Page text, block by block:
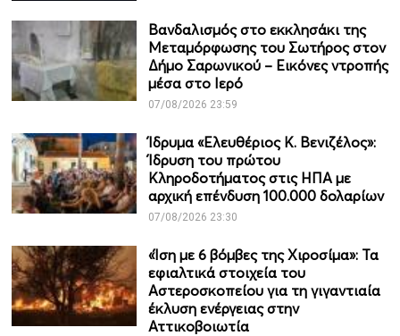
Βανδαλισμός στο εκκλησάκι της
Μεταμόρφωσης του Σωτήρος στον
Δήμο Σαρωνικού – Εικόνες ντροπής
μέσα στο Ιερό
07/08/2026 23:59
Ίδρυμα «Ελευθέριος Κ. Βενιζέλος»:
Ίδρυση του πρώτου
Κληροδοτήματος στις ΗΠΑ με
αρχική επένδυση 100.000 δολαρίων
07/08/2026 23:30
«Ίση με 6 βόμβες της Χιροσίμα»: Τα
εφιαλτικά στοιχεία του
Αστεροσκοπείου για τη γιγαντιαία
έκλυση ενέργειας στην
Αττικοβοιωτία